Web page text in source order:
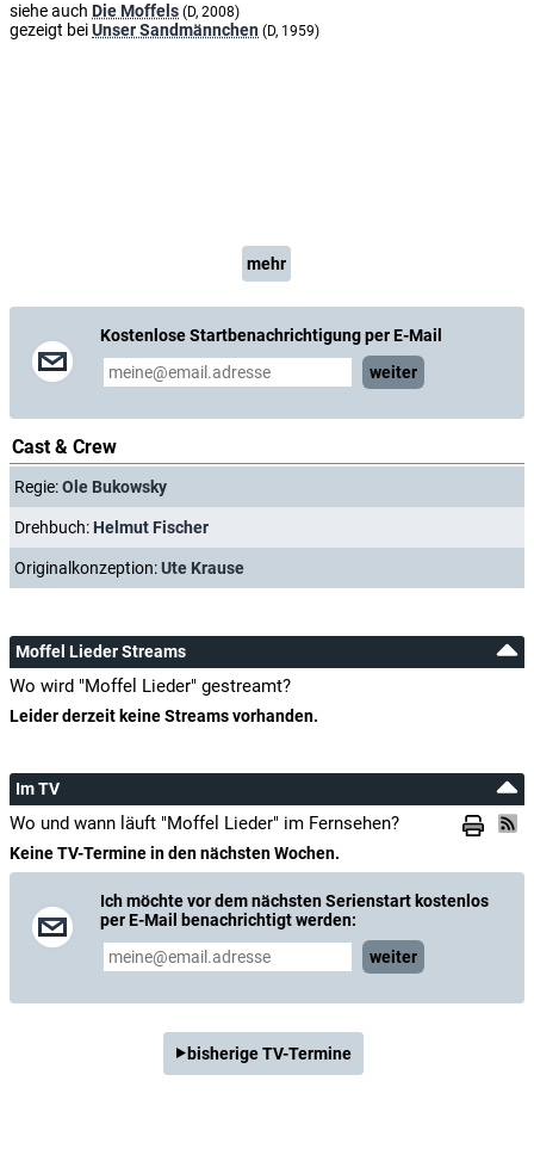
siehe auch Die Moffels (D, 2008)
gezeigt beiUnser Sandmännchen (D, 1959)
mehr
Kostenlose Startbenachrichtigung per E-Mail
weiter
Cast & Crew
Regie:Ole Bukowsky
Drehbuch: Helmut Fischer
Originalkonzeption:Ute Krause
Moffel Lieder Streams
Wo wird "Moffel Lieder" gestreamt?
Leider derzeit keine Streams vorhanden.
Im TV
Wo und wann läuft "Moffel Lieder" im Fernsehen?
Keine TV-Termine in den nächsten Wochen.
Ich möchte vor dem nächsten Serienstart kostenlos
per E-Mail benachrichtigt werden:
weiter
bisherige TV-Termine